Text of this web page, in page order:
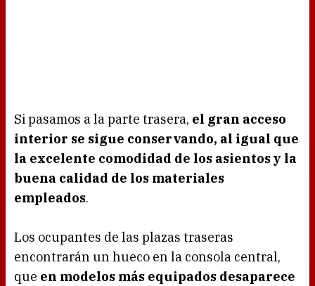
Si pasamos a la parte trasera, el gran acceso
interior se sigue conservando, al igual que
la excelente comodidad de los asientos y la
buena calidad de los materiales
empleados.
Los ocupantes de las plazas traseras
encontrarán un hueco en la consola central,
que en modelos más equipados desaparece